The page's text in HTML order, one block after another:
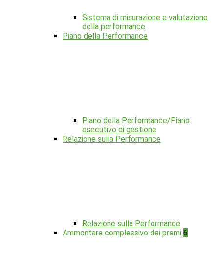
Sistema di misurazione e valutazione
della performance
Piano della Performance
Piano della Performance/Piano
esecutivo di gestione
Relazione sulla Performance
Relazione sulla Performance
Ammontare complessivo dei premi 6